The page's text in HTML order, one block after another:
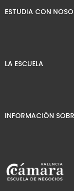
ESTUDIA CON
LA ESCUELA
INFORMACIÓN